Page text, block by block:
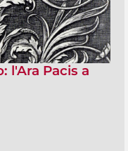
l'Ara Pacis a